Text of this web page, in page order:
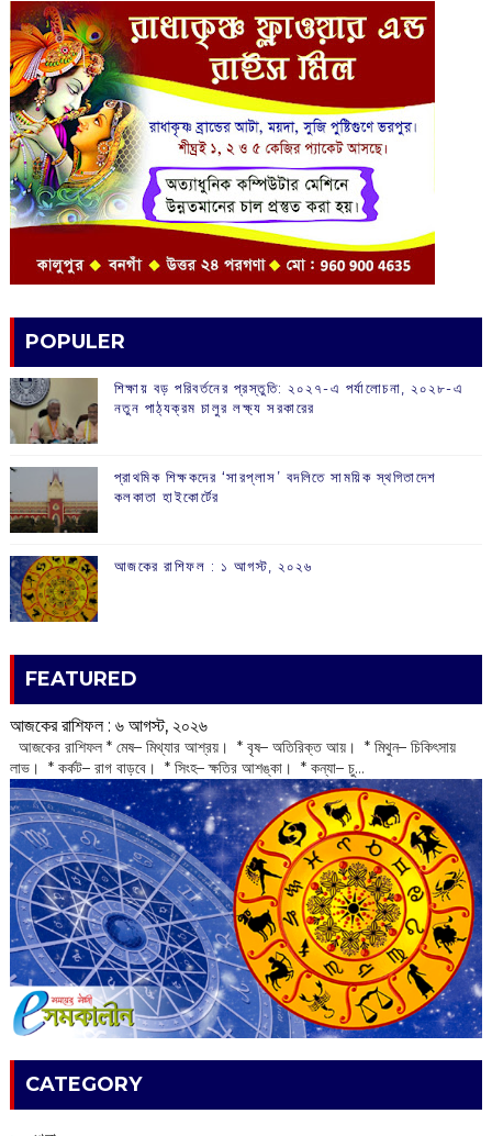
POPULER
শিক্ষায় বড় পরিবর্তনের প্রস্তুতি: ২০২৭-এ পর্যালোচনা, ২০২৮-এ
নতুন পাঠ্যক্রম চালুর লক্ষ্য সরকারের
প্রাথমিক শিক্ষকদের ‘সারপ্লাস’ বদলিতে সাময়িক স্থগিতাদেশ
কলকাতা হাইকোর্টের
আজকের রাশিফল :‌ ‌‌১ আগস্ট, ২০২৬
FEATURED
আজকের রাশিফল :‌ ‌‌৬ আগস্ট, ২০২৬
‌ আজকের রাশিফল * মেষ– মিথ্যার আশ্রয়। * বৃষ– অতিরিক্ত আয়। * মিথুন– চিকিৎসায়
লাভ। * কর্কট– রাগ বাড়বে। * সিংহ– ক্ষতির আশঙ্কা। * কন্যা– চু...
CATEGORY